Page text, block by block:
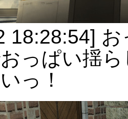
18:28:54]
っぱい揺ら
っ！